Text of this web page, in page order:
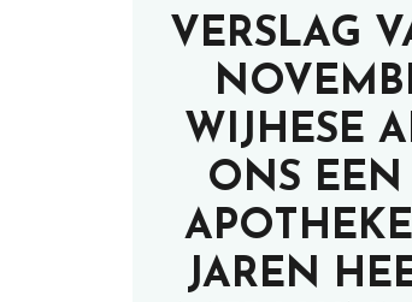
VERSLAG
WIJHESE
ONS
JAREN